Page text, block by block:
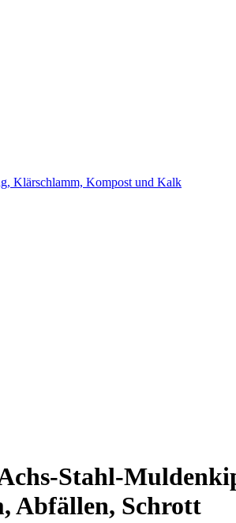
Klärschlamm, Kompost und Kalk
Stahl-
Abfällen, Schrott